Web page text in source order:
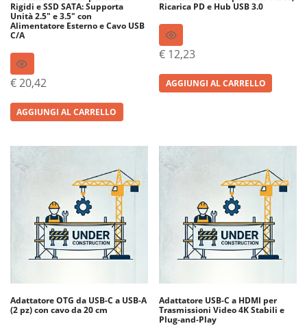
Rigidi e SSD SATA: Supporta
Unità 2.5″ e 3.5″ con
Alimentatore Esterno e Cavo USB
C/A
€20,42
AGGIUNGI AL CARRELLO
Ricarica PD e Hub USB 3.0
€ 12,23
AGGIUNGI AL CARRELLO
Adattatore OTG da USB-C a USB-A
(2 pz) con cavo da 20 cm
Adattatore USB-C a HDMI per
Trasmissioni Video 4K Stabili e
Plug-and-Play